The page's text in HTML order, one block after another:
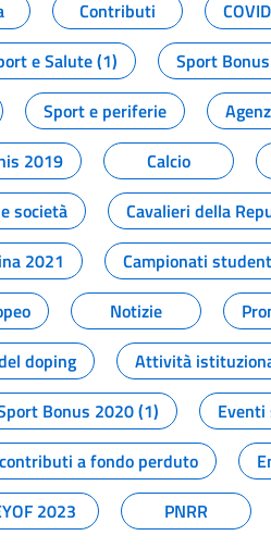
Contributi
e Salute (1) Sport
Sport e periferie
2019 Calcio
società Cavalieri della
2021 Campionati
Notizie
doping Attività
Bonus 2020 (1)
contributi a fondo perduto
2023 PNRR